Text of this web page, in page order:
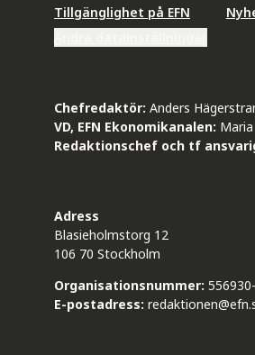
Tillgänglighet på EFN
Chefredaktör: Anders
VD, EFN Ekonomikanalen:
Redaktionschef och tf
Adress
Blasieholmstorg 12
106 70 Stockholm
Organisationsnummer:
E-postadress: